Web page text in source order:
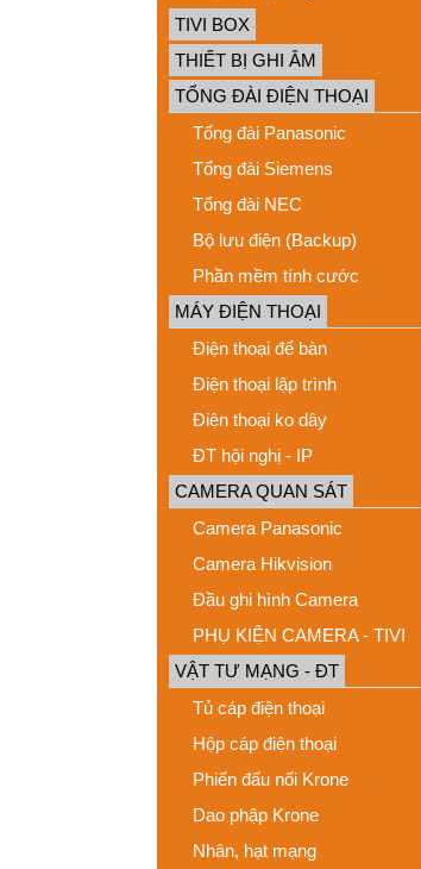
TIVI BOX
THIẾT BỊ GHI ÂM
TỔNG ĐÀI ĐIỆN THOẠI
Tổng đài Panasonic
Tổng đài Siemens
Tổng đài NEC
Bộ lưu điện (Backup)
Phần mềm tính cước
MÁY ĐIỆN THOẠI
Điện thoại để bàn
Điện thoại lập trình
Điện thoại ko dây
ĐT hội nghị - IP
CAMERA QUAN SÁT
Camera Panasonic
Camera Hikvision
Đầu ghi hình Camera
PHỤ KIỆN CAMERA - TIVI
VẬT TƯ MẠNG - ĐT
Tủ cáp điện thoại
Hộp cáp điện thoại
Phiến đấu nối Krone
Dao phập Krone
Nhân, hạt mạng